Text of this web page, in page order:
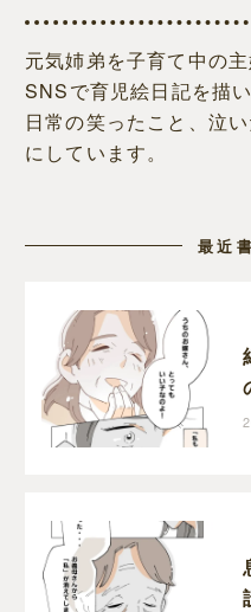
元気姉弟を子育て中の主
SNSで育児絵日記を描い
日常の笑ったこと、泣
にしています。
最近